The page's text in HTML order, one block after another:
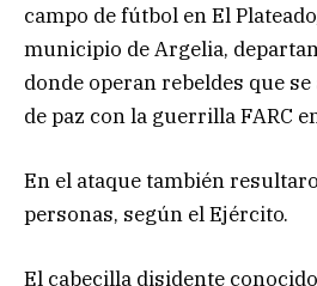
campo de fútbol en El
municipio de Argelia,
donde operan rebeldes que
de paz con la guerrilla FARC
En el ataque también
personas, según el Ejército.
El cabecilla disidente